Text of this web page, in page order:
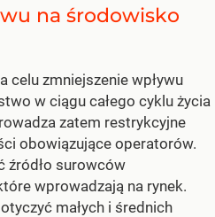
na środowisko
celu zmniejszenie wpływu
w ciągu całego cyklu życia
zatem restrykcyjne
obowiązujące operatorów.
źródło surowców
wprowadzają na rynek.
małych i średnich